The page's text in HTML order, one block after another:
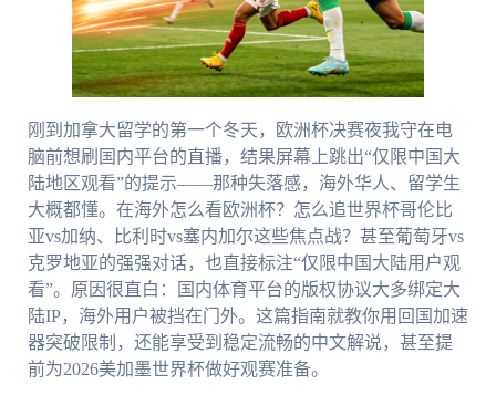
刚到加拿大留学的第一个冬天，欧洲杯决赛夜我守在电
脑前想刷国内平台的直播，结果屏幕上跳出“仅限中国大
陆地区观看”的提示——那种失落感，海外华人、留学生
大概都懂。在海外怎么看欧洲杯？怎么追世界杯哥伦比
亚vs加纳、比利时vs塞内加尔这些焦点战？甚至葡萄牙vs
克罗地亚的强强对话，也直接标注“仅限中国大陆用户观
看”。原因很直白：国内体育平台的版权协议大多绑定大
陆IP，海外用户被挡在门外。这篇指南就教你用回国加速
器突破限制，还能享受到稳定流畅的中文解说，甚至提
前为2026美加墨世界杯做好观赛准备。